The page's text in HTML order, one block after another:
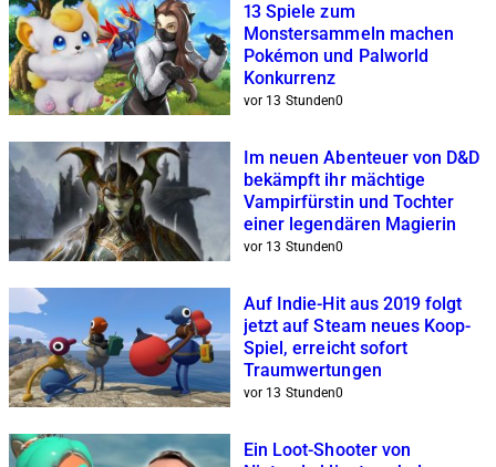
13 Spiele zum
Monstersammeln machen
Pokémon und Palworld
Konkurrenz
vor 13 Stunden0
Im neuen Abenteuer von D&D
bekämpft ihr mächtige
Vampirfürstin und Tochter
einer legendären Magierin
vor 13 Stunden0
Auf Indie-Hit aus 2019 folgt
jetzt auf Steam neues Koop-
Spiel, erreicht sofort
Traumwertungen
vor 13 Stunden0
Ein Loot-Shooter von